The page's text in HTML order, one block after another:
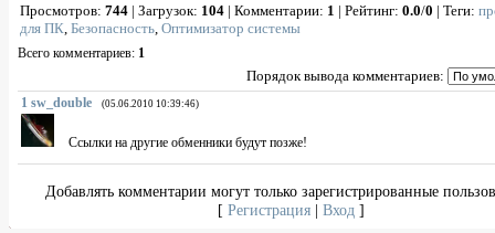
Просмотров: 744 | Загрузок: 104 | Комментарии: 1 | Рейтинг: 0.0/0 | Теги:
для ПК, Безопасность, Оптимизатор системы
Всего комментариев: 1
Порядок вывода комментариев:
1 sw_double (05.06.2010 10:39:46)
Ссылки на другие обменники будут позже!
Добавлять комментарии могут только зарегистрированные
[ Регистрация | Вход ]